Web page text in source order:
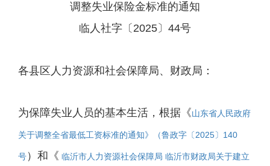
调整失业保险金标准的通知
临人社字〔2025〕44号
各县区人力资源和社会保障局、财政局：
为保障失业人员的基本生活，根据《山东省人民政府
关于调整全省最低工资标准的通知》（鲁政字〔2025〕140
号）和《 临沂市人力资源社会保障局 临沂市财政局关于建立